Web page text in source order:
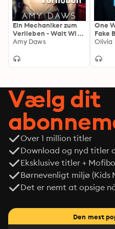
Ein Mechaniker zum
Verlieben - Wait With
Me: Eine heiße und
romantische Komödie
Amy Daws
One
Fake
Olivia
Vælg dit
Over 1 million titler
Download og nyd titler
Eksklusive titler +
Børnevenligt miljø (Kids
Det er nemt at opsige
Den mest